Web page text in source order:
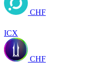
CHF
ICX
CHF